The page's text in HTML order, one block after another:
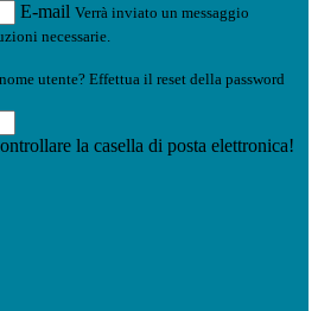
E-mail Verrà inviato un messaggio
necessarie.
utente? Effettua il reset della password
la casella di posta elettronica!